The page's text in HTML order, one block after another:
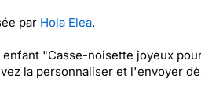
par Hola Elea.
enfant "Casse-noisette joyeux
la personnaliser et l'envoyer